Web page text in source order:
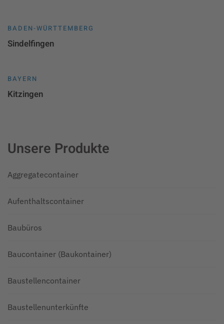
BADEN-WÜRTTEMBERG
Sindelfingen
BAYERN
Kitzingen
Unsere Produkte
Aggregatecontainer
Aufenthaltscontainer
Baubüros
Baucontainer (Baukontainer)
Baustellencontainer
Baustellenunterkünfte